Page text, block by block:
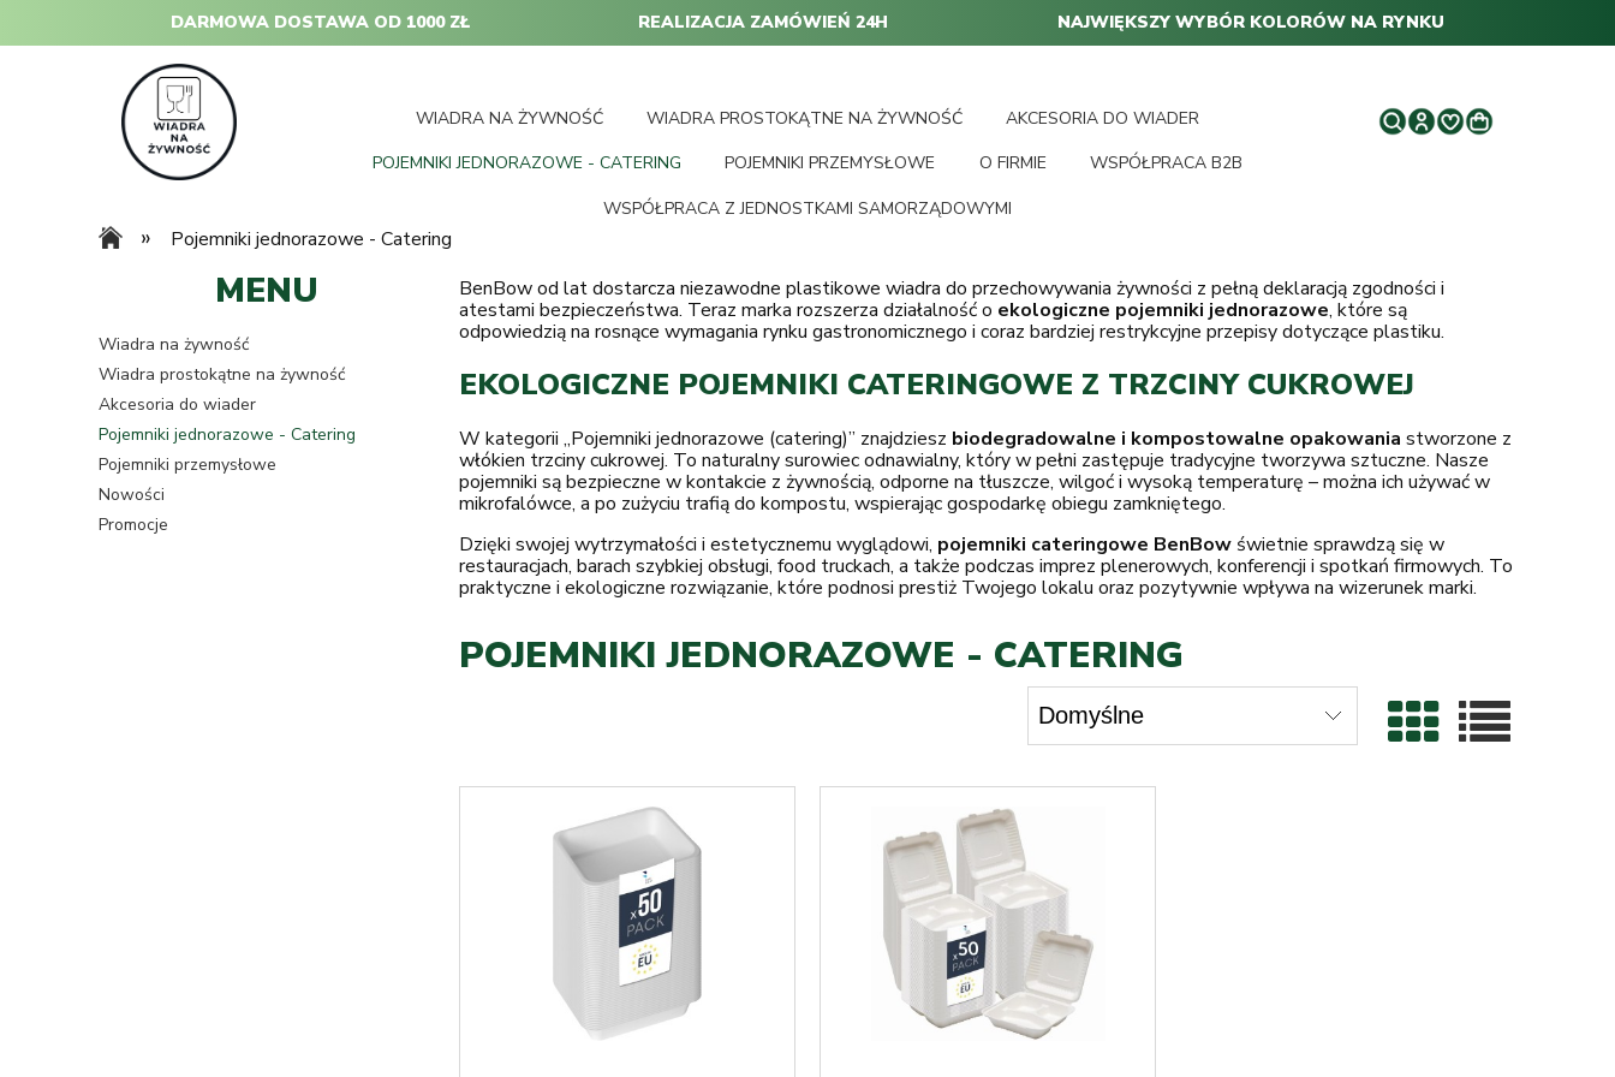
DARMOWA DOSTAWA OD 1000 ZŁ REALIZACJA ZAMÓWIEŃ 24H NAJWIĘKSZY WYBÓR KOLORÓW NA RYNKU
WIADRA NA ŻYWNOŚĆ WIADRA PROSTOKĄTNE NA ŻYWNOŚĆ
AKCESORIA DO WIADER
POJEMNIKI JEDNORAZOWE - CATERING
POJEMNIKI PRZEMYSŁOWE O FIRMIE
WSPÓŁPRACA B2B
WSPÓŁPRACA Z JEDNOSTKAMI SAMORZĄDOWYMI
» Pojemniki jednorazowe - Catering
MENU
Wiadra na żywność
Wiadra prostokątne na żywność
Akcesoria do wiader
Pojemniki jednorazowe - Catering
Pojemniki przemysłowe
Nowości
Promocje
BenBow od lat dostarcza niezawodne plastikowe wiadra do przechowywania żywności z pełną deklaracją zgodności i
atestami bezpieczeństwa. Teraz marka rozszerza działalność o ekologiczne pojemniki jednorazowe, które są
odpowiedzią na rosnące wymagania rynku gastronomicznego i coraz bardziej restrykcyjne przepisy dotyczące plastiku.
EKOLOGICZNE POJEMNIKI CATERINGOWE Z TRZCINY CUKROWEJ
W kategorii „Pojemniki jednorazowe (catering)” znajdziesz biodegradowalne i kompostowalne opakowania stworzone z
włókien trzciny cukrowej. To naturalny surowiec odnawialny, który w pełni zastępuje tradycyjne tworzywa sztuczne. Nasze
pojemniki są bezpieczne w kontakcie z żywnością, odporne na tłuszcze, wilgoć i wysoką temperaturę – można ich używać w
mikrofalówce, a po zużyciu trafią do kompostu, wspierając gospodarkę obiegu zamkniętego.
Dzięki swojej wytrzymałości i estetycznemu wyglądowi, pojemniki cateringowe BenBow świetnie sprawdzą się w
restauracjach, barach szybkiej obsługi, food truckach, a także podczas imprez plenerowych, konferencji i spotkań firmowych. To
praktyczne i ekologiczne rozwiązanie, które podnosi prestiż Twojego lokalu oraz pozytywnie wpływa na wizerunek marki.
POJEMNIKI JEDNORAZOWE - CATERING